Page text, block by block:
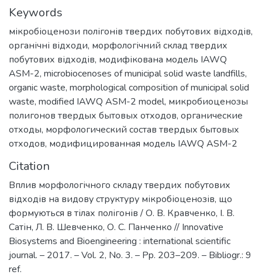
Keywords
мікробіоценози полігонів твердих побутових відходів,
органічні відходи, морфологічний склад твердих
побутових відходів, модифікована модель IAWQ
ASM-2, microbiocenoses of municipal solid waste landfills,
organic waste, morphological composition of municipal solid
waste, modified IAWQ ASM-2 model, микробиоценозы
полигонов твердых бытовых отходов, органические
отходы, морфологический состав твердых бытовых
отходов, модифицированная модель IAWQ ASM-2
Citation
Вплив морфологічного складу твердих побутових
відходів на видову структуру мікробіоценозів, що
формуються в тілах полігонів / О. В. Кравченко, І. В.
Сатін, Л. В. Шевченко, О. С. Панченко // Innovative
Biosystems and Bioengineering : international scientific
journal. – 2017. – Vol. 2, No. 3. – Pp. 203–209. – Bibliogr.: 9
ref.